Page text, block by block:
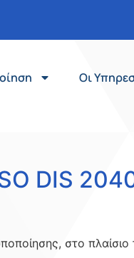
Οι
DIS
στο πλαίσιο